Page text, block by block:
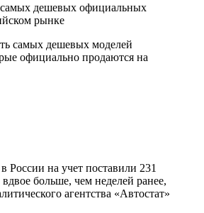
самых дешевых официальных
рынке
самых дешевых моделей
официально продаются на
на учет поставили 231
больше, чем неделей ранее,
агентства «Автостат»